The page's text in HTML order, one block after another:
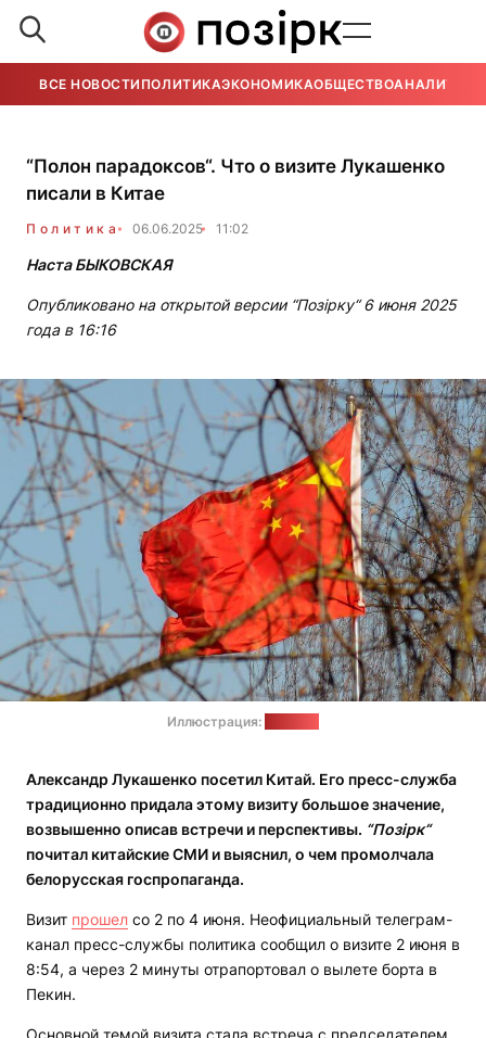
ВСЕ НОВОСТИ ПОЛИТИКАЭКОНОМИКАОБЩЕСТВОАНАЛИТИКА
“Полон парадоксов“. Что о визите Лукашенко
писали в Китае
Политика 06.06.2025 11:02
Наста БЫКОВСКАЯ
Опубликовано на открытой версии “Позірку“ 6 июня 2025
года в 16:16
Иллюстрация:
Александр Лукашенко посетил Китай. Его пресс-служба
традиционно придала этому визиту большое значение,
возвышенно описав встречи и перспективы. “Позірк“
почитал китайские СМИ и выяснил, о чем промолчала
белорусская госпропаганда.
Визит прошел со 2 по 4 июня. Неофициальный телеграм-
канал пресс-службы политика сообщил о визите 2 июня в
8:54, а через 2 минуты отрапортовал о вылете борта в
Пекин.